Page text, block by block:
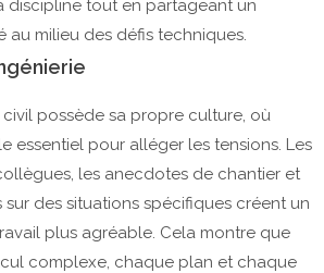
discipline tout en partageant un
au milieu des défis techniques.
possède sa propre culture, où
essentiel pour alléger les tensions. Les
les anecdotes de chantier et
sur des situations spécifiques créent un
plus agréable. Cela montre que
complexe, chaque plan et chaque